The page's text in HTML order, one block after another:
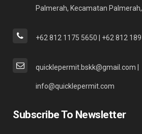
Palmerah, Kecamatan
+62 812 1175 5650 | +62 812
quicklepermit.bskk@gmail.com |
info@quicklepermit.com
Subscribe To Newsletter